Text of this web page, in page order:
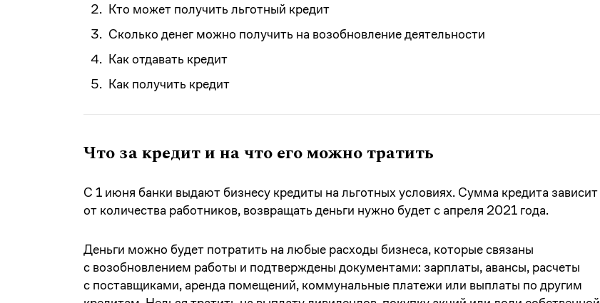
Кто может получить льготный кредит
Сколько денег можно получить на возобновление деятельности
Как отдавать кредит
Как получить кредит
Что за кредит и на что его можно тратить
С 1 июня банки выдают бизнесу кредиты на льготных условиях. Сумма кредита зависит
от количества работников, возвращать деньги нужно будет с апреля 2021 года.
Деньги можно будет потратить на любые расходы бизнеса, которые связаны
с возобновлением работы и подтверждены документами: зарплаты, авансы, расчеты
с поставщиками, аренда помещений, коммунальные платежи или выплаты по другим